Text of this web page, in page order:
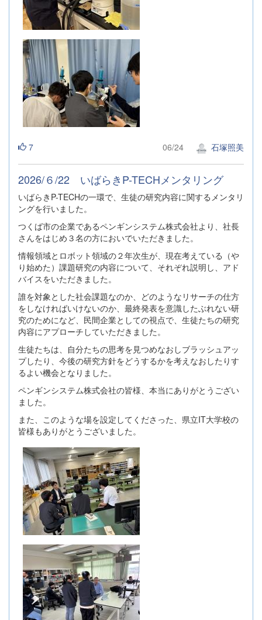
7 06/24 石塚照美
2026/６/22 いばらきP-TECHメンタリング
いばらきP-TECHの一環で、生徒の研究内容に関するメンタリ
ングを行いました。
つくば市の企業であるペンギンシステム株式会社より、社長
さんをはじめ３名の方においでいただきました。
情報領域とロボット領域の２年次生が、現在考えている（や
り始めた）課題研究の内容について、それぞれ説明し、アド
バイスをいただきました。
誰を対象とした社会課題なのか、どのようなリサーチの仕方
をしなければいけないのか、最終発表を意識したぶれない研
究のためになど、民間企業としての視点で、生徒たちの研究
内容にアプローチしていただきました。
生徒たちは、自分たちの思考を見つめなおしブラッシュアッ
プしたり、今後の研究方針をどうするかを考えなおしたりす
るよい機会となりました。
ペンギンシステム株式会社の皆様、本当にありがとうござい
ました。
また、このような場を設定してくださった、県立IT大学校の
皆様もありがとうございました。